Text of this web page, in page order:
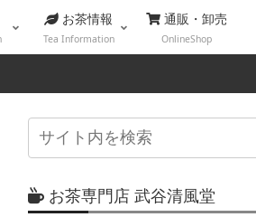
お茶情報
Tea Information
通販・卸売
OnlineShop
お茶専門店 武谷清風堂